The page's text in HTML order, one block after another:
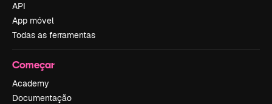
API
App móvel
Todas as ferramentas
Começar
Academy
Documentação